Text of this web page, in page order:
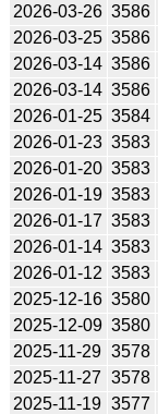
2026-03-26 3586
2026-03-25 3586
2026-03-14 3586
2026-03-14 3586
2026-01-25 3584
2026-01-23 3583
2026-01-20 3583
2026-01-19 3583
2026-01-17 3583
2026-01-14 3583
2026-01-12 3583
2025-12-16 3580
2025-12-09 3580
2025-11-29 3578
2025-11-27 3578
2025-11-19 3577